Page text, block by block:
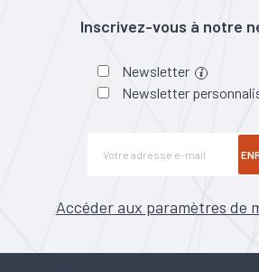
Inscrivez-vous à notre
Newsletter
Newsletter
Accéder aux paramètres de